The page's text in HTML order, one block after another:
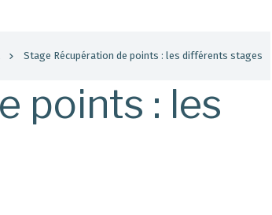
Stage Récupération de points : les différents stages
points : les